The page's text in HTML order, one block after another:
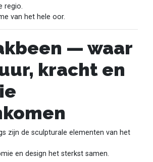
regio.
van het hele oor.
— waar
kracht en
zijn de sculpturale elementen van het
en design het sterkst samen.